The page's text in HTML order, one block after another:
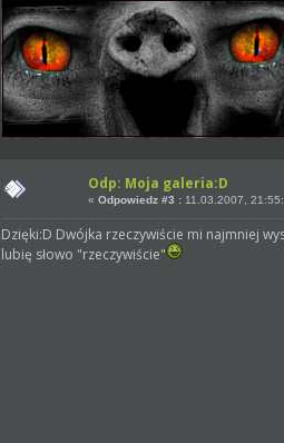
Odp: Moja galeria:D
«Odpowiedz #3 : 11.03.2007,
Dzięki:D Dwójka rzeczywiście mi najmniej
lubię słowo "rzeczywiście"